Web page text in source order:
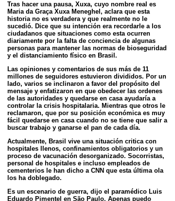
Tras hacer una pausa, Xuxa, cuyo nombre real es
Maria da Graça Xuxa Meneghel, aclara que esta
historia no es verdadera y que realmente no le
sucedió. Dice que su intención era recordarle a los
ciudadanos que situaciones como esta ocurren
diariamente por la falta de conciencia de algunas
personas para mantener las normas de bioseguridad
y el distanciamiento físico en Brasil.
Las opiniones y comentarios de sus más de 11
millones de seguidores estuvieron divididos. Por un
lado, varios se inclinaron a favor del propósito del
mensaje y enfatizaron en que obedecer las ordenes
de las autoridades y quedarse en casa ayudaría a
controlar la crisis hospitalaria. Mientras que otros le
reclamaron, que por su posición económica es muy
fácil quedarse en casa cuando no se tiene que salir a
buscar trabajo y ganarse el pan de cada día.
Actualmente, Brasil vive una situación critica con
hospitales llenos, confinamientos obligatorios y un
proceso de vacunación desorganizado. Socorristas,
personal de hospitales e incluso empleados de
cementerios le han dicho a CNN que esta última ola
los ha doblegado.
Es un escenario de guerra, dijo el paramédico Luis
Eduardo Pimentel en São Paulo. Apenas puedo